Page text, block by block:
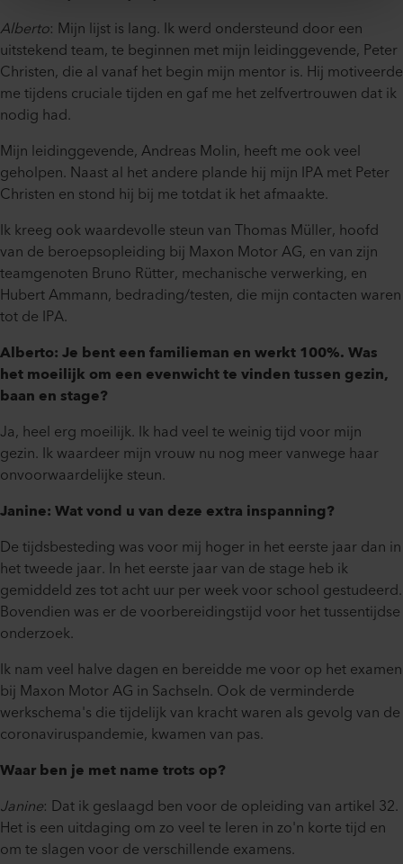
Alberto: Mijn lijst is lang. Ik werd ondersteund door een
uitstekend team, te beginnen met mijn leidinggevende, Peter
Christen, die al vanaf het begin mijn mentor is. Hij motiveerde
me tijdens cruciale tijden en gaf me het zelfvertrouwen dat ik
nodig had.
Mijn leidinggevende, Andreas Molin, heeft me ook veel
geholpen. Naast al het andere plande hij mijn IPA met Peter
Christen en stond hij bij me totdat ik het afmaakte.
Ik kreeg ook waardevolle steun van Thomas Müller, hoofd
van de beroepsopleiding bij Maxon Motor AG, en van zijn
teamgenoten Bruno Rütter, mechanische verwerking, en
Hubert Ammann, bedrading/testen, die mijn contacten waren
tot de IPA.
Alberto: Je bent een familieman en werkt 100%. Was
het moeilijk om een evenwicht te vinden tussen gezin,
baan en stage?
Ja, heel erg moeilijk. Ik had veel te weinig tijd voor mijn
gezin. Ik waardeer mijn vrouw nu nog meer vanwege haar
onvoorwaardelijke steun.
Janine: Wat vond u van deze extra inspanning?
De tijdsbesteding was voor mij hoger in het eerste jaar dan in
het tweede jaar. In het eerste jaar van de stage heb ik
gemiddeld zes tot acht uur per week voor school gestudeerd.
Bovendien was er de voorbereidingstijd voor het tussentijdse
onderzoek.
Ik nam veel halve dagen en bereidde me voor op het examen
bij Maxon Motor AG in Sachseln. Ook de verminderde
werkschema's die tijdelijk van kracht waren als gevolg van de
coronaviruspandemie, kwamen van pas.
Waar ben je met name trots op?
Janine: Dat ik geslaagd ben voor de opleiding van artikel 32.
Het is een uitdaging om zo veel te leren in zo'n korte tijd en
om te slagen voor de verschillende examens.